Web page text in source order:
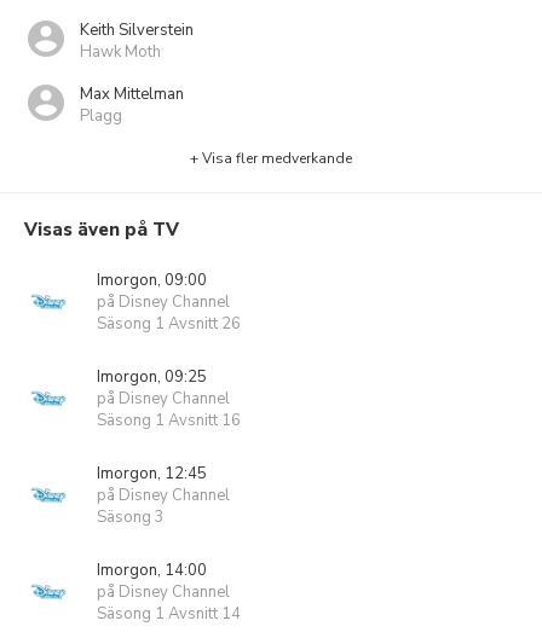
Keith Silverstein
Hawk Moth
Max Mittelman
Plagg
+ Visa fler medverkande
Visas även på TV
Imorgon, 09:00
på Disney Channel
Säsong 1 Avsnitt 26
Imorgon, 09:25
på Disney Channel
Säsong 1 Avsnitt 16
Imorgon, 12:45
på Disney Channel
Säsong 3
Imorgon, 14:00
på Disney Channel
Säsong 1 Avsnitt 14